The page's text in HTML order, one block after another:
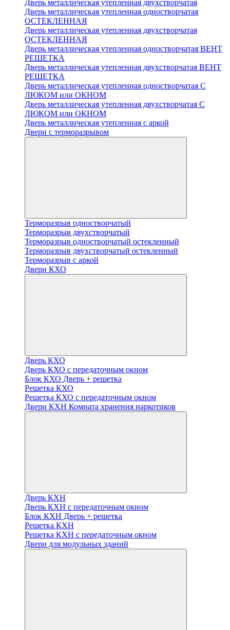
Дверь металлическая утепленная двухстворчатая
Дверь металлическая утепленная одностворчатая
ОСТЕКЛЕННАЯ
Дверь металлическая утепленная двухстворчатая
ОСТЕКЛЕННАЯ
Дверь металлическая утепленная одностворчатая ВЕНТ
РЕШЕТКА
Дверь металлическая утепленная двухстворчатая ВЕНТ
РЕШЕТКА
Дверь металлическая утепленная одностворчатая С
ЛЮКОМ или ОКНОМ
Дверь металлическая утепленная двухстворчатая С
ЛЮКОМ или ОКНОМ
Дверь металлическая утепленная с аркой
Двери с терморазрывом
Терморазрыв одностворчатый
Терморазрыв двухстворчатый
Терморазрыв одностворчатый остекленный
Терморазрыв двухстворчатый остекленный
Терморазрыв с аркой
Двери КХО
Дверь КХО
Дверь КХО с передаточным окном
Блок КХО Дверь + решетка
Решетка КХО
Решетка КХО с передаточным окном
Двери КХН Комната хранения наркотиков
Дверь КХН
Дверь КХН с передаточным окном
Блок КХН Дверь + решетка
Решетка КХН
Решетка КХН с передаточным окном
Двери для модульных зданий